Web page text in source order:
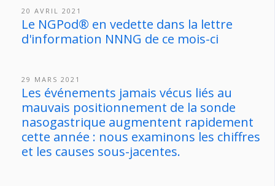
20 AVRIL 2021
Le NGPod® en vedette dans la lettre
d'information NNNG de ce mois-ci
29 MARS 2021
Les événements jamais vécus liés au
mauvais positionnement de la sonde
nasogastrique augmentent rapidement
cette année : nous examinons les chiffres
et les causes sous-jacentes.